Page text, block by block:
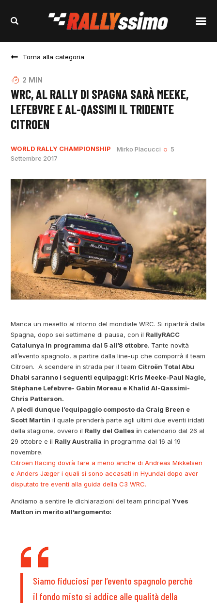
Torna alla categoria
2 MIN
WRC, AL RALLY DI SPAGNA SARÀ MEEKE,
LEFEBVRE E AL-QASSIMI IL TRIDENTE
CITROEN
WORLD RALLY CHAMPIONSHIP Mirko Placucci
5
Settembre 2017
Manca un mesetto al ritorno del mondiale WRC. Si ripartirà dalla
Spagna, dopo sei settimane di pausa, con il RallyRACC
Catalunya in programma dal 5 all’8 ottobre. Tante novità
all’evento spagnolo, a partire dalla line-up che comporrà il team
Citroen. A scendere in strada per il team Citroën Total Abu
Dhabi saranno i seguenti equipaggi: Kris Meeke-Paul Nagle,
Stéphane Lefebvre- Gabin Moreau e Khalid Al-Qassimi-
Chris Patterson.
A piedi dunque l’equipaggio composto da Craig Breen e
Scott Martin il quale prenderà parte agli ultimi due eventi iridati
della stagione, ovvero il Rally del Galles in calendario dal 26 al
29 ottobre e il Rally Australia in programma dal 16 al 19
novembre.
Citroen Racing dovrà fare a meno anche di Andreas Mikkelsen
e Anders Jæger i quali si sono accasati in Hyundai dopo aver
disputato tre eventi alla guida della C3 WRC.
Andiamo a sentire le dichiarazioni del team principalYves
Matton in merito all’argomento:
Siamo fiduciosi per l’evento spagnolo perchè
il fondo misto si addice alle qualità della